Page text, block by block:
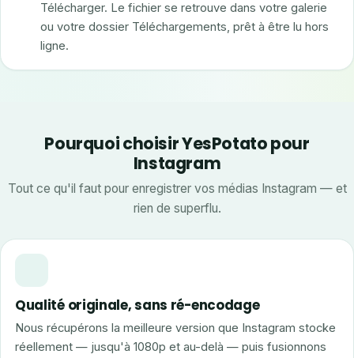
Télécharger. Le fichier se retrouve dans votre galerie
ou votre dossier Téléchargements, prêt à être lu hors
ligne.
Pourquoi choisir YesPotato pour
Instagram
Tout ce qu'il faut pour enregistrer vos médias Instagram — et
rien de superflu.
Qualité originale, sans ré-encodage
Nous récupérons la meilleure version que Instagram stocke
réellement — jusqu'à 1080p et au-delà — puis fusionnons